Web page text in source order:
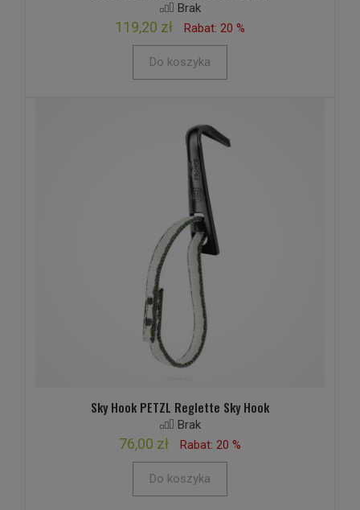
Brak
119,20 zł Rabat: 20 %
Do koszyka
Sky Hook PETZL Reglette Sky Hook
Brak
76,00 zł Rabat: 20 %
Do koszyka